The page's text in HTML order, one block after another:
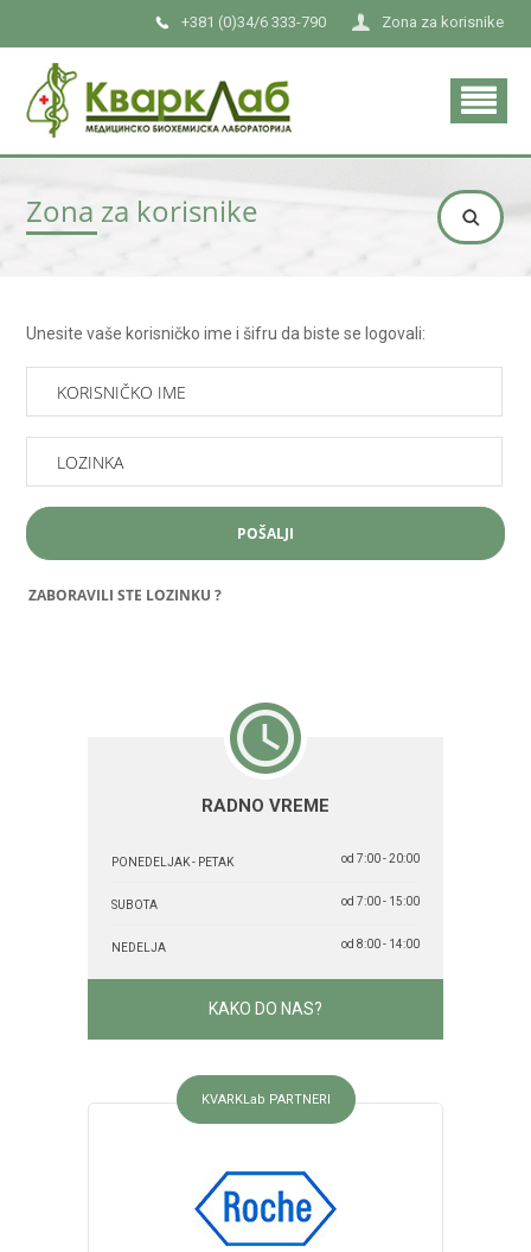
Zona za korisnike
+381 (0)34/6 333-790
Zona za korisnike
Unesite vaše korisničko ime i šifru da biste se logovali:
RADNO VREME
PONEDELJAK - PETAK od 7:00 - 20:00
SUBOTA od 7:00 - 15:00
NEDELJA od 8:00 - 14:00
KAKO DO NAS?
KVARKLab PARTNERI